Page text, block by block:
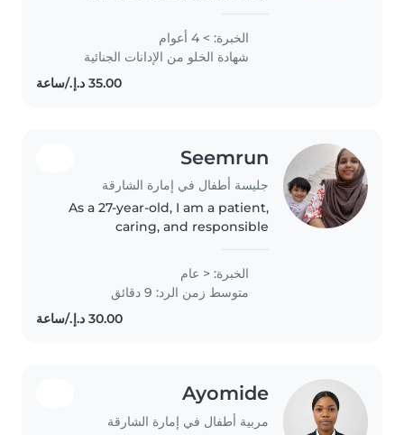
5years,am patient,loving and
caring baby
sitter,energetic,gentle with
kids,clean organised and
الخبرة: > 4 أعوام
شهادة الخلو من الإدانات الجنائية
Seemrun
جليسة أطفال في إمارة الشارقة
As a 27-year-old, I am a patient,
caring, and responsible
working with babies and
toddlers, and I'm multilingual,
speaking English, Hindi, and
الخبرة: < عام
متوسط زمن الرد: 9 دقائق
Ayomide
مربية أطفال في إمارة الشارقة